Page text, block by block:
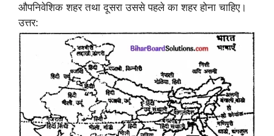
औपनिवेशिक शहर तथा दूसरा उससे पहले का शहर होना चाहिए।
उत्तर: